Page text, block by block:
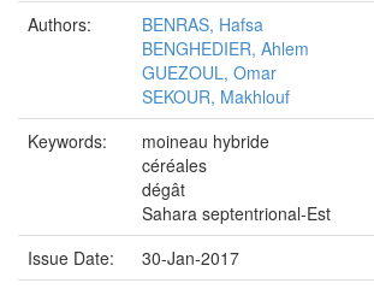
Authors:
BENRAS, Hafsa
BENGHEDIER, Ahlem
GUEZOUL, Omar
SEKOUR, Makhlouf
Keywords:
moineau hybride
céréales
dégât
Sahara septentrional-Est
Issue Date:
30-Jan-2017